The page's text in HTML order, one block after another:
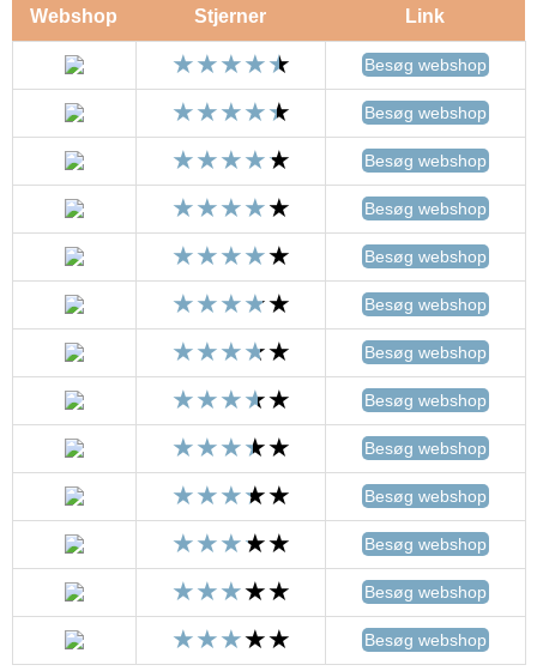
Webshop Stjerner Link
Besøg webshop
Besøg webshop
Besøg webshop
Besøg webshop
Besøg webshop
Besøg webshop
Besøg webshop
Besøg webshop
Besøg webshop
Besøg webshop
Besøg webshop
Besøg webshop
Besøg webshop